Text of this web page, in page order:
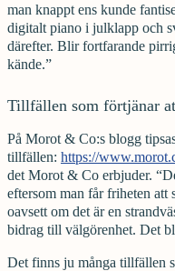
man knappt ens kunde
digitalt piano i julklapp och
därefter. Blir fortfarande
kände.”
Tillfällen som förtjänar
På Morot & Co:s blogg
tillfällen: https://
det Morot & Co erbjuder.
eftersom man får friheten att
oavsett om det är en
bidrag till välgörenhet. Det
Det finns ju många tillfällen